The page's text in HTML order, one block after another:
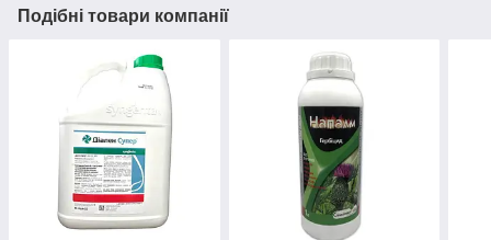
Подібні товари компанії